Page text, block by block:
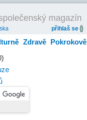
magazín
přihlaš se
Zdravě Pokrokově